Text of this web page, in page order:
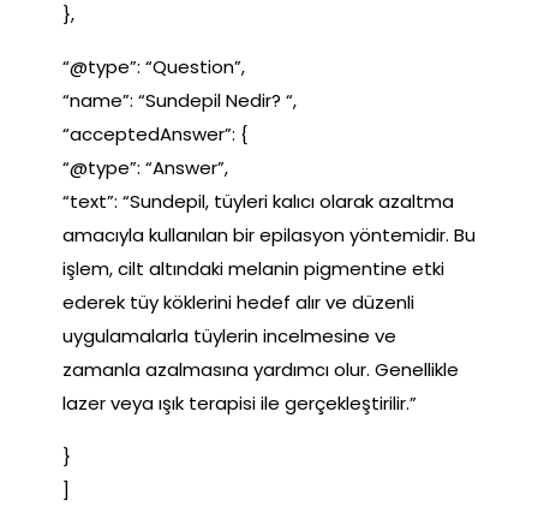
},
“@type”: “Question”,
“name”: “Sundepil Nedir? “,
“acceptedAnswer”: {
“@type”: “Answer”,
“text”: “Sundepil, tüyleri kalıcı olarak azaltma
amacıyla kullanılan bir epilasyon yöntemidir. Bu
işlem, cilt altındaki melanin pigmentine etki
ederek tüy köklerini hedef alır ve düzenli
uygulamalarla tüylerin incelmesine ve
zamanla azalmasına yardımcı olur. Genellikle
lazer veya ışık terapisi ile gerçekleştirilir.”
}
]